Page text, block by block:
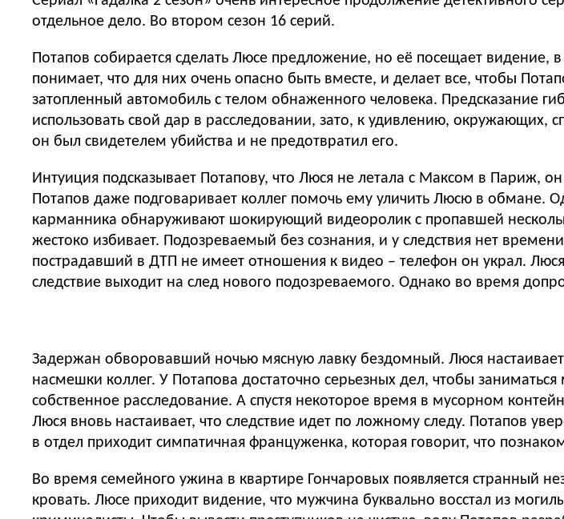
отдельное дело. Во втором сезон 16 серий.
Потапов собирается сделать Люсе предложение, но её посещает видение,
понимает, что для них очень опасно быть вместе, и делает все, чтобы
затопленный автомобиль с телом обнаженного человека. Предсказание
использовать свой дар в расследовании, зато, к удивлению, окружающих,
он был свидетелем убийства и не предотвратил его.
Интуиция подсказывает Потапову, что Люся не летала с Максом в Париж,
Потапов даже подговаривает коллег помочь ему уличить Люсю в обмане.
карманника обнаруживают шокирующий видеоролик с пропавшей
жестоко избивает. Подозреваемый без сознания, и у следствия нет
пострадавший в ДТП не имеет отношения к видео – телефон он украл.
следствие выходит на след нового подозреваемого. Однако во время
Задержан обворовавший ночью мясную лавку бездомный. Люся настаивает,
насмешки коллег. У Потапова достаточно серьезных дел, чтобы
собственное расследование. А спустя некоторое время в мусорном
Люся вновь настаивает, что следствие идет по ложному следу. Потапов
в отдел приходит симпатичная француженка, которая говорит, что
Во время семейного ужина в квартире Гончаровых появляется странный
кровать. Люсе приходит видение, что мужчина буквально восстал из